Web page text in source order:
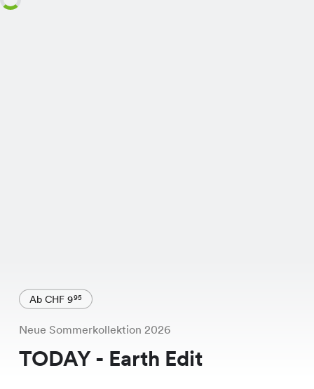
Ab CHF 995
Neue Sommerkollektion 2026
TODAY - Earth Edit